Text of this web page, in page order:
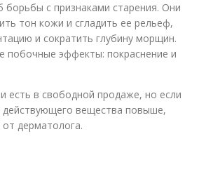
с признаками старения. Они
тон кожи и сгладить ее рельеф,
и сократить глубину морщин.
побочные эффекты: покраснение и
есть в свободной продаже, но если
действующего вещества повыше,
дерматолога.